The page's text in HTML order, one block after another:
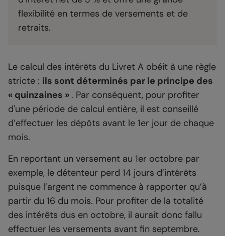
flexibilité en termes de versements et de
retraits.
Le calcul des intérêts du Livret A obéit à une règle
stricte : ils sont déterminés par le principe des
« quinzaines » . Par conséquent, pour profiter
d'une période de calcul entière, il est conseillé
d’effectuer les dépôts avant le 1er jour de chaque
mois.
En reportant un versement au 1er octobre par
exemple, le détenteur perd 14 jours d’intérêts
puisque l’argent ne commence à rapporter qu’à
partir du 16 du mois. Pour profiter de la totalité
des intérêts dus en octobre, il aurait donc fallu
effectuer les versements avant fin septembre.